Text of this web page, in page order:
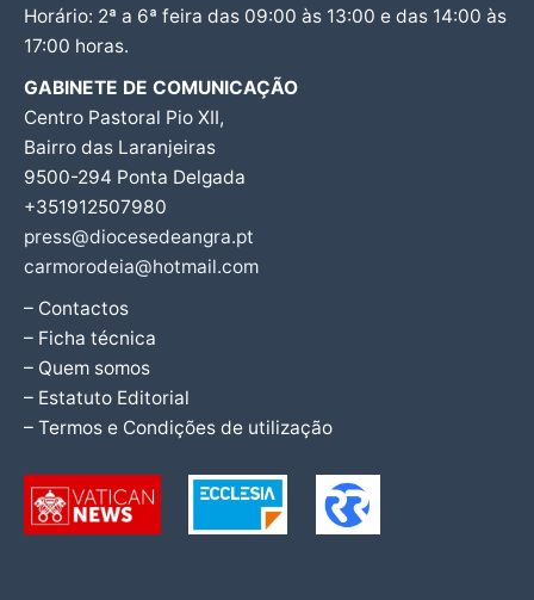
Horário: 2ª a 6ª feira das 09:00 às 13:00 e das 14:00 às
17:00 horas.
GABINETE DE COMUNICAÇÃO
Centro Pastoral Pio XII,
Bairro das Laranjeiras
9500-294 Ponta Delgada
+351912507980
press@diocesedeangra.pt
carmorodeia@hotmail.com
– Contactos
– Ficha técnica
– Quem somos
– Estatuto Editorial
– Termos e Condições de utilização